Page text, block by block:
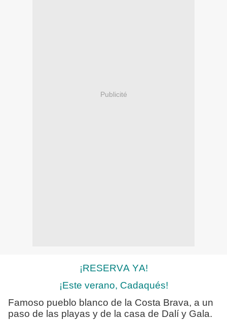
Publicité
¡RESERVA YA!
¡Este verano, Cadaqués!
Famoso pueblo blanco de la Costa Brava, a un
paso de las playas y de la casa de Dalí y Gala.